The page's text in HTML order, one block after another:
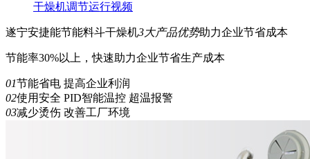
干燥机调节运行视频
遂宁安捷能节能料斗干燥机3大产品优势助力企业节省成本
节能率30%以上，快速助力企业节省生产成本
01节能省电 提高企业利润
02使用安全 PID智能温控 超温报警
03减少烫伤 改善工厂环境